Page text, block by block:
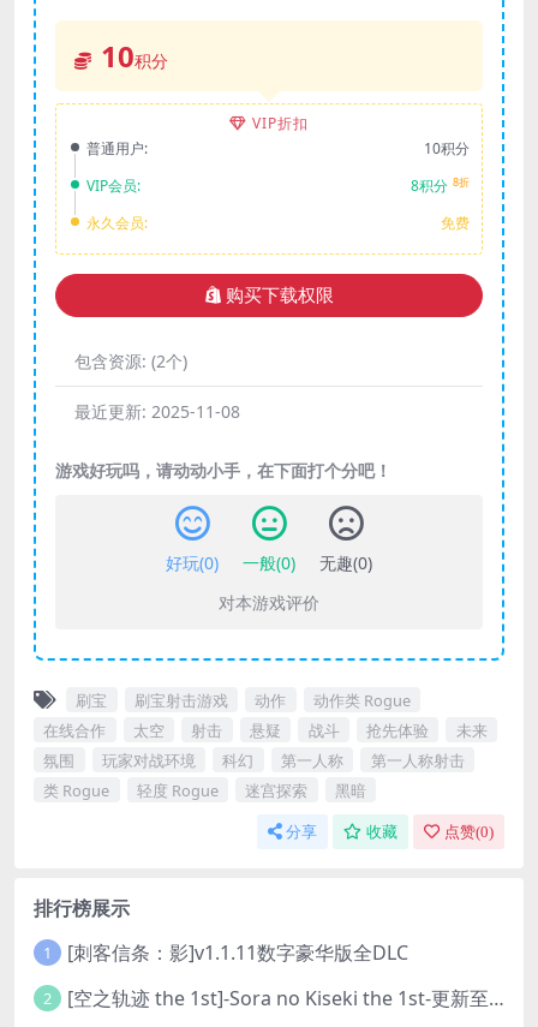
10积分
VIP折扣
普通用户:
10积分
VIP会员:
8积分 8折
永久会员: 免费
购买下载权限
包含资源: (2个)
最近更新: 2025-11-08
游戏好玩吗，请动动小手，在下面打个分吧！
好玩(0) 一般(0) 无趣(0)
对本游戏评价
刷宝 刷宝射击游戏 动作
动作类 Rogue
在线合作
太空 射击 悬疑 战斗 抢先体验
未来
氛围
玩家对战环境 科幻 第一人称
第一人称射击
类 Rogue
轻度 Rogue 迷宫探索 黑暗
分享 收藏 点赞(0)
排行榜展示
1 [刺客信条：影]v1.1.11数字豪华版全DLC
2 [空之轨迹 the 1st]-Sora no Kiseki the 1st-更新至v1.06.4-全DLC